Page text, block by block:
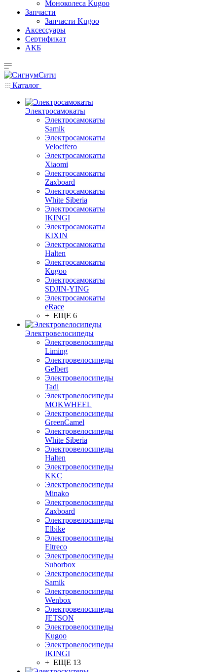
Моноколеса Kugoo
Запчасти
Запчасти Kugoo
Аксессуары
Сертификат
АКБ
Каталог
Электросамокаты
Электросамокаты
Samik
Электросамокаты
Velocifero
Электросамокаты
Xiaomi
Электросамокаты
Zaxboard
Электросамокаты
White Siberia
Электросамокаты
IKINGI
Электросамокаты
KIXIN
Электросамокаты
Halten
Электросамокаты
Kugoo
Электросамокаты
SDJIN-YING
Электросамокаты
eRace
+ ЕЩЕ 6
Электровелосипеды
Электровелосипеды
Liming
Электровелосипеды
Gelbert
Электровелосипеды
Tadi
Электровелосипеды
MOKWHEEL
Электровелосипеды
GreenCamel
Электровелосипеды
White Siberia
Электровелосипеды
Halten
Электровелосипеды
KKC
Электровелосипеды
Minako
Электровелосипеды
Zaxboard
Электровелосипеды
Elbike
Электровелосипеды
Eltreco
Электровелосипеды
Suborbox
Электровелосипеды
Samik
Электровелосипеды
Wenbox
Электровелосипеды
JETSON
Электровелосипеды
Kugoo
Электровелосипеды
IKINGI
+ ЕЩЕ 13